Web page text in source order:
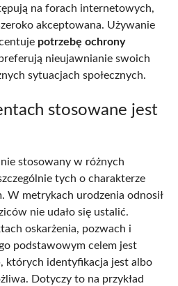
na forach internetowych,
akceptowana. Używanie
potrzebę ochrony
nieujawnianie swoich
sytuacjach społecznych.
stosowane jest
stosowany w różnych
tych o charakterze
W metrykach urodzenia odnosił
nie udało się ustalić.
oskarżenia, pozwach i
podstawowym celem jest
których identyfikacja jest albo
Dotyczy to na przykład